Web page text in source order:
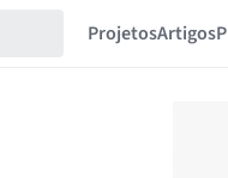
ProjetosArtigos